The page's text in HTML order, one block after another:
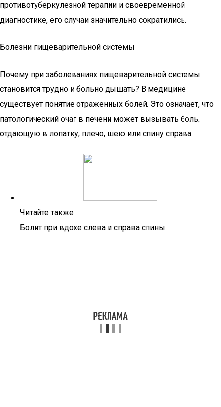
противотуберкулезной терапии и своевременной
диагностике, его случаи значительно сократились.
Болезни пищеварительной системы
Почему при заболеваниях пищеварительной системы
становится трудно и больно дышать? В медицине
существует понятие отраженных болей. Это означает, что
патологический очаг в печени может вызывать боль,
отдающую в лопатку, плечо, шею или спину справа.
Читайте также:
Болит при вдохе слева и справа спины